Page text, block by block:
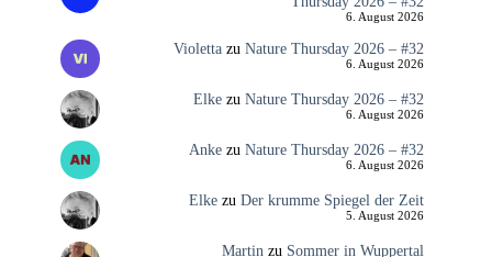
6. August 2026
Violettazu Nature Thursday 2026 – #32
6. August 2026
Elkezu Nature Thursday 2026 – #32
6. August 2026
Ankezu Nature Thursday 2026 – #32
6. August 2026
Elkezu Der krumme Spiegel der Zeit
5. August 2026
Martin zu Sommer in Wuppertal